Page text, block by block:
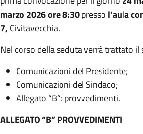
marzo 2026 ore 8:30presso l’aula
7, Civitavecchia.
Nel corso della seduta verrà trattato
Comunicazioni del Presidente;
Comunicazioni del Sindaco;
Allegato “B”: provvedimenti.
ALLEGATO “B” PROVVEDIMENTI